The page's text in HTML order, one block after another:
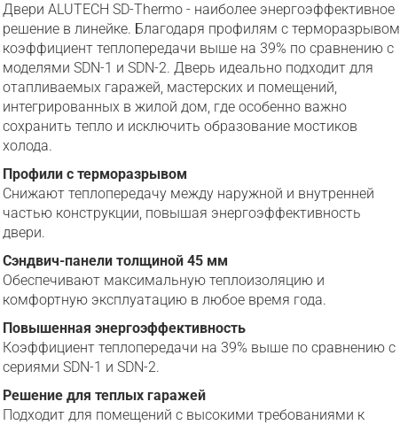
Двери ALUTECH SD-Thermo - наиболее энергоэффективное
решение в линейке. Благодаря профилям с терморазрывом
коэффициент теплопередачи выше на 39% по сравнению с
моделями SDN-1 и SDN-2. Дверь идеально подходит для
отапливаемых гаражей, мастерских и помещений,
интегрированных в жилой дом, где особенно важно
сохранить тепло и исключить образование мостиков
холода.
Профили с терморазрывом
Снижают теплопередачу между наружной и внутренней
частью конструкции, повышая энергоэффективность
двери.
Сэндвич-панели толщиной 45 мм
Обеспечивают максимальную теплоизоляцию и
комфортную эксплуатацию в любое время года.
Повышенная энергоэффективность
Коэффициент теплопередачи на 39% выше по сравнению с
сериями SDN-1 и SDN-2.
Решение для теплых гаражей
Подходит для помещений с высокими требованиями к